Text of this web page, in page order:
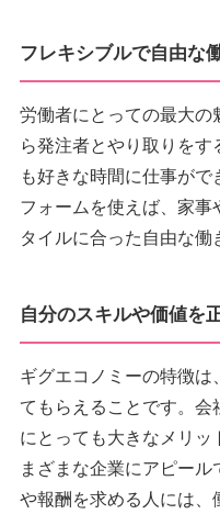
フレキシブルで自由な
労働者にとっての最大
ら発注者とやり取りを
も好きな時間に仕事が
フォームを使えば、家
タイルに合った自由な働
自分のスキルや価値を
ギグエコノミーの特徴
てもらえることです。
にとっても大きなメリ
まざまな企業にアピー
や報酬を求める人には